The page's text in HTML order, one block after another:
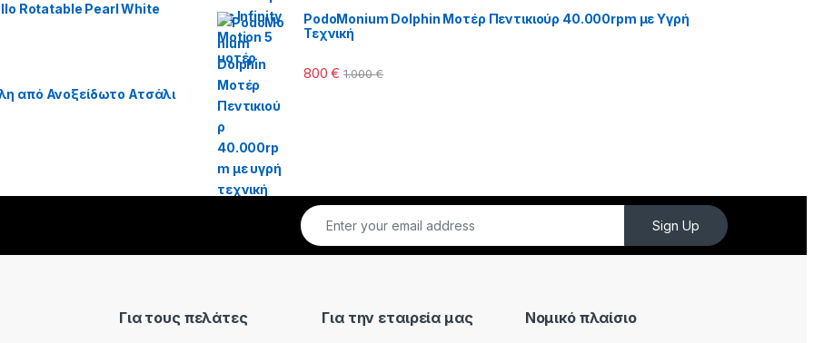
Rotatable Pearl White
από Ανοξείδωτο Ατσάλι
PodoMonium Dolphin Μοτέρ Πεντικιούρ 40.000rpm με Υγρή
Τεχνική
800€ 1.000€
Sign Up
Για τους πελάτες Για την εταιρεία μας Νομικό πλαίσιο